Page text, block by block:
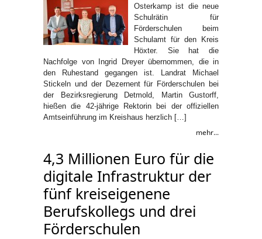
Osterkamp ist die neue
Schulrätin für
Förderschulen beim
Schulamt für den Kreis
Höxter. Sie hat die
Nachfolge von Ingrid Dreyer übernommen, die in
den Ruhestand gegangen ist. Landrat Michael
Stickeln und der Dezernent für Förderschulen bei
der Bezirksregierung Detmold, Martin Gustorff,
hießen die 42-jährige Rektorin bei der offiziellen
Amtseinführung im Kreishaus herzlich […]
mehr...
4,3 Millionen Euro für die
digitale Infrastruktur der
fünf kreiseigenene
Berufskollegs und drei
Förderschulen